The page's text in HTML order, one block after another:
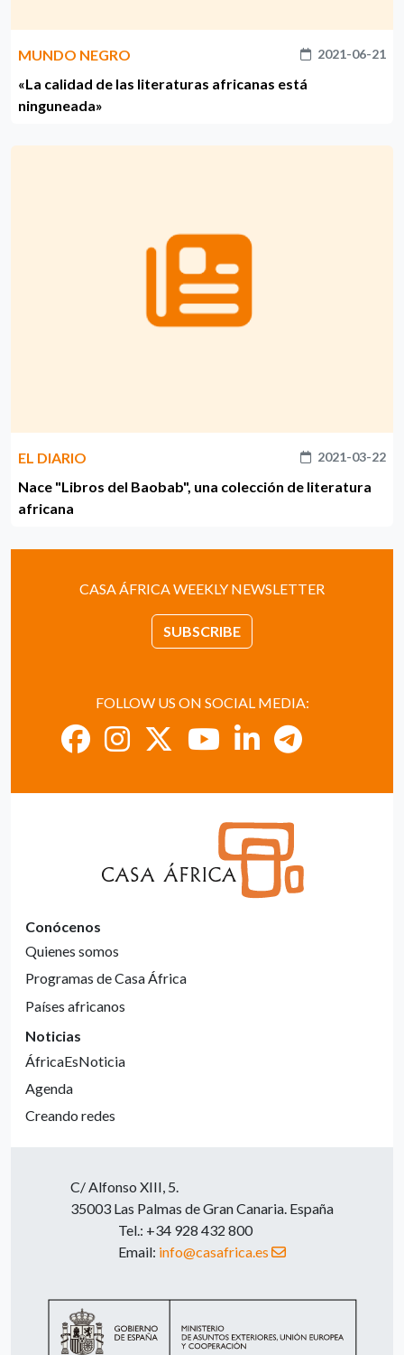
MUNDO NEGRO 2021-06-21
«La calidad de las literaturas africanas está
ninguneada»
EL DIARIO 2021-03-22
Nace "Libros del Baobab", una colección de literatura
africana
CASA ÁFRICA WEEKLY NEWSLETTER
SUBSCRIBE
FOLLOW US ON SOCIAL MEDIA:
Conócenos
Quienes somos
Programas de Casa África
Países africanos
Noticias
ÁfricaEsNoticia
Agenda
Creando redes
C/ Alfonso XIII, 5.
35003 Las Palmas de Gran Canaria. España
Tel.: +34 928 432 800
Email: info@casafrica.es